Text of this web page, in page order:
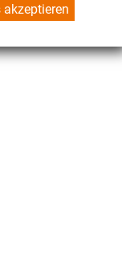
akzeptieren